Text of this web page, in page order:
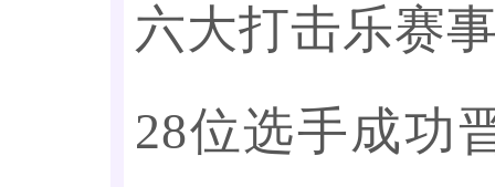
六大打击乐赛
28位选手成功